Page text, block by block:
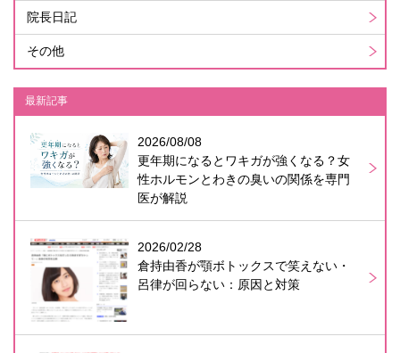
院長日記
その他
最新記事
2026/08/08
更年期になるとワキガが強くなる？女
性ホルモンとわきの臭いの関係を専門
医が解説
2026/02/28
倉持由香が顎ボトックスで笑えない・
呂律が回らない：原因と対策